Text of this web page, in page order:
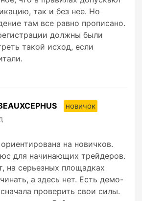
так и без нее. Но
там все равно прописано.
должны были
такой исход, если
новичок
на новичков.
для начинающих трейдеров.
на серьезных площадках
а здесь нет. Есть демо-
проверить свои силы.